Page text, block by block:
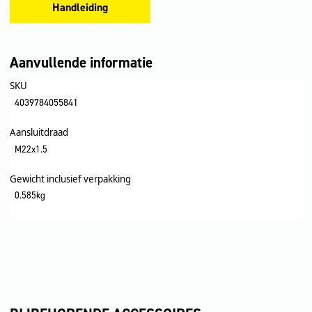
Handleiding
Aanvullende informatie
SKU
4039784055841
Aansluitdraad
M22x1.5
Gewicht inclusief verpakking
0.585kg